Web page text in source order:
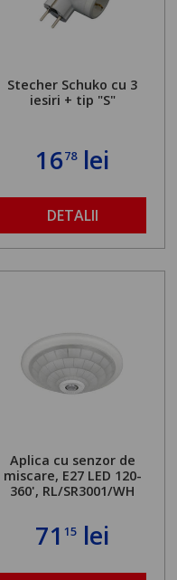
Stecher Schuko cu 3
iesiri + tip "S"
1678lei
DETALII
Aplica cu senzor de
miscare, E27 LED 120-
360', RL/SR3001/WH
7115 lei